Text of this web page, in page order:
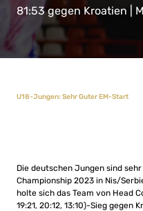
81:53 gegen Kroatien |
U18-Jungen: Sehr Guter EM-Start
Die deutschen Jungen sind
Championship 2023 in Nis/
holte sich das Team von Head
19:21, 20:12, 13:10)-Sieg gegen